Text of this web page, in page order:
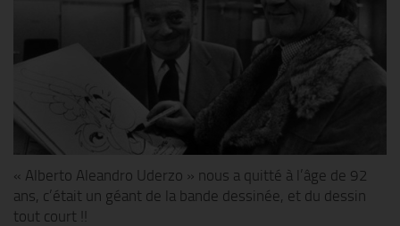
« Alberto Aleandro Uderzo » nous a quitté à l’âge de 92
ans, c’était un géant de la bande dessinée, et du dessin
tout court !!